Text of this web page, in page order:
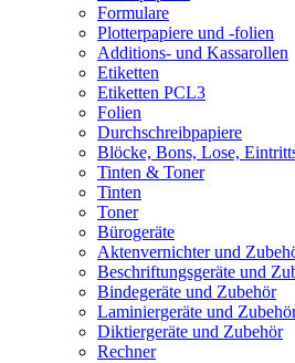
Formulare
Plotterpapiere und -folien
Additions- und Kassarollen
Etiketten
Etiketten PCL3
Folien
Durchschreibpapiere
Blöcke, Bons, Lose,
Tinten & Toner
Tinten
Toner
Bürogeräte
Aktenvernichter und
Beschriftungsgeräte und
Bindegeräte und Zubehör
Laminiergeräte und
Diktiergeräte und Zubehör
Rechner